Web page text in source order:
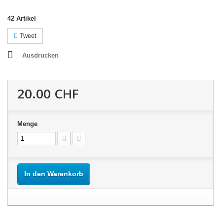
42 Artikel
Tweet
Ausdrucken
20.00 CHF
Menge
In den Warenkorb